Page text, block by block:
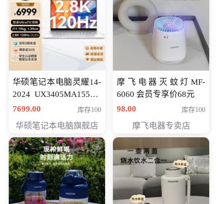
华硕笔记本电脑灵耀14-
2024 UX3405MA155夜
空蓝 oled 智慧轻薄本 会
7699.00 库存100
华硕笔记本电脑旗舰店
摩飞电器灭蚊灯MF-
6060 会员专享价68元
98.00
库存100
摩飞电器专卖店